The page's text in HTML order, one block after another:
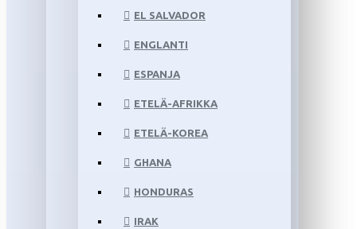
EL SALVADOR
ENGLANTI
ESPANJA
ETELÄ-AFRIKKA
ETELÄ-KOREA
GHANA
HONDURAS
IRAK